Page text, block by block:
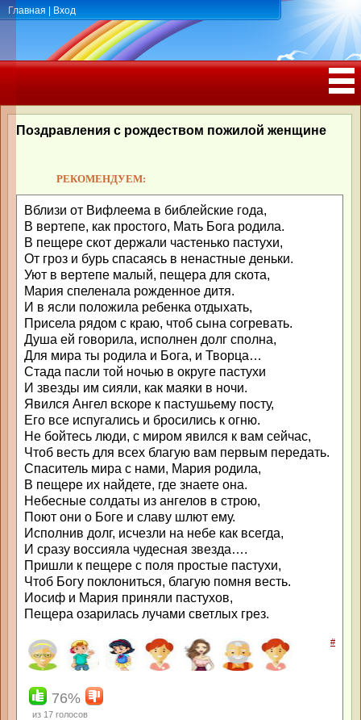
Главная Вход
РОЖДЕНИЯ, ЮБИЛЕЕМ
Поздравления с рождеством пожилой женщине
РЕКОМЕНДУЕМ:
Вблизи от Вифлеема в библейские года,
В вертепе, как простого, Мать Бога родила.
В пещере скот держали частенько пастухи,
От гроз и бурь спасаясь в ненастные деньки.
Уют в вертепе малый, пещера для скота,
Мария спеленала рожденное дитя.
И в ясли положила ребенка отдыхать,
Присела рядом с краю, чтоб сына согревать.
Душа ей говорила, исполнен долг сполна,
Для мира ты родила и Бога, и Творца…
Стада пасли той ночью в округе пастухи
И звезды им сияли, как маяки в ночи.
Явился Ангел вскоре к пастушьему посту,
Его все испугались и бросились к огню.
Не бойтесь люди, с миром явился к вам сейчас,
Чтоб весть для всех благую вам первым передать.
Спаситель мира с нами, Мария родила,
В пещере их найдете, где знаете она.
Небесные солдаты из ангелов в строю,
Поют они о Боге и славу шлют ему.
Исполнив долг, исчезли на небе как всегда,
И сразу воссияла чудесная звезда….
Пришли к пещере с поля простые пастухи,
Чтоб Богу поклониться, благую помня весть.
Иосиф и Мария приняли пастухов,
Пещера озарилась лучами светлых грез.
#
76%
из 17 голосов